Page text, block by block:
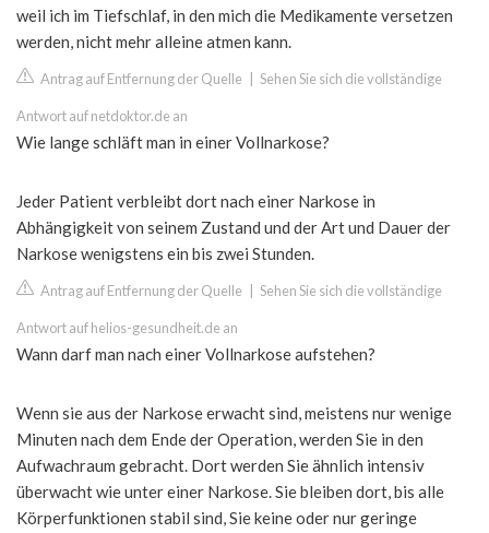
weil ich im Tiefschlaf, in den mich die Medikamente versetzen
werden, nicht mehr alleine atmen kann.
Antrag auf Entfernung der Quelle Sehen Sie sich die vollständige
Antwort auf netdoktor.de an
Wie lange schläft man in einer Vollnarkose?
Jeder Patient verbleibt dort nach einer Narkose in
Abhängigkeit von seinem Zustand und der Art und Dauer der
Narkose wenigstens ein bis zwei Stunden.
Antrag auf Entfernung der Quelle Sehen Sie sich die vollständige
Antwort auf helios-gesundheit.de an
Wann darf man nach einer Vollnarkose aufstehen?
Wenn sie aus der Narkose erwacht sind, meistens nur wenige
Minuten nach dem Ende der Operation, werden Sie in den
Aufwachraum gebracht. Dort werden Sie ähnlich intensiv
überwacht wie unter einer Narkose. Sie bleiben dort, bis alle
Körperfunktionen stabil sind, Sie keine oder nur geringe